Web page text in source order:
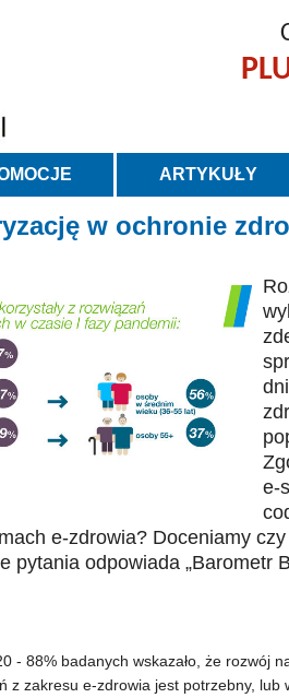
ARTYKUŁY
w ochronie
e-
e-zdrowia? Doceniamy
pytania odpowiada „Barometr
- 88% badanych wskazało, że rozwój
z zakresu e-zdrowia jest potrzebny,